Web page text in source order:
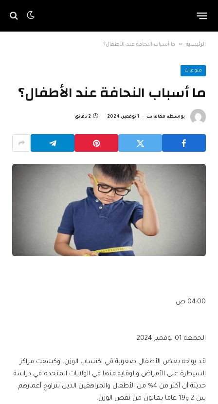
الرئيسية » ما أسباب النحافة عند الأطفال؟
منوعات
ما أسباب النحافة عند الأطفال؟
بواسطة مقالة نت 1 نوفمبر، 2024 2 دقائق
04:00 ص
الجمعة 01 نوفمبر 2024
قد يواجه بعض الأطفال صعوبة في اكتساب الوزن، وكشفت مراكز
السيطرة على الأمراض والوقاية منها في الولايات المتحدة في دراسة
حديثة أن أكثر من 4% من الأطفال والمراهقين الذين تتراوح أعمارهم
بين 2 و19 عاما يعانون من نقص الوزن.